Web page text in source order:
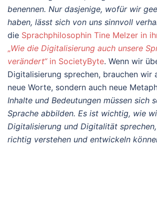
benennen. Nur dasjenige, wofür wir
haben, lässt sich von uns sinnvoll
die Sprachphilosophin Tine Melzer in
„Wie die Digitalisierung auch unsere
verändert“in SocietyByte. Wenn wir
Digitalisierung sprechen, brauchen wir
neue Worte, sondern auch neue
Inhalte und Bedeutungen müssen sich
Sprache abbilden. Es ist wichtig, wie
Digitalisierung und Digitalität
richtig verstehen und entwickeln